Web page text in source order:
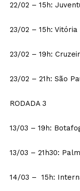
22/02 – 15h:
23/02 – 15h:
23/02 – 19h:
23/02 – 21h: São
RODADA 3
13/03 – 19h:
13/03 – 21h30:
14/03 – 15h: